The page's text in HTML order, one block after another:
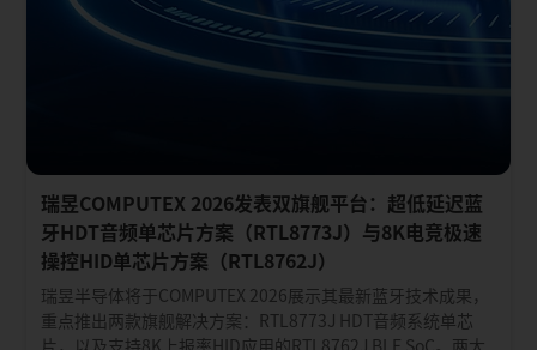
瑞昱COMPUTEX 2026发表双旗舰平台：超低延迟蓝
牙HDT音频单芯片方案（RTL8773J）与8K电竞极速
操控HID单芯片方案（RTL8762J）
瑞昱半导体将于COMPUTEX 2026展示其最新蓝牙技术成果，
重点推出两款旗舰解决方案：RTL8773J HDT音频系统单芯